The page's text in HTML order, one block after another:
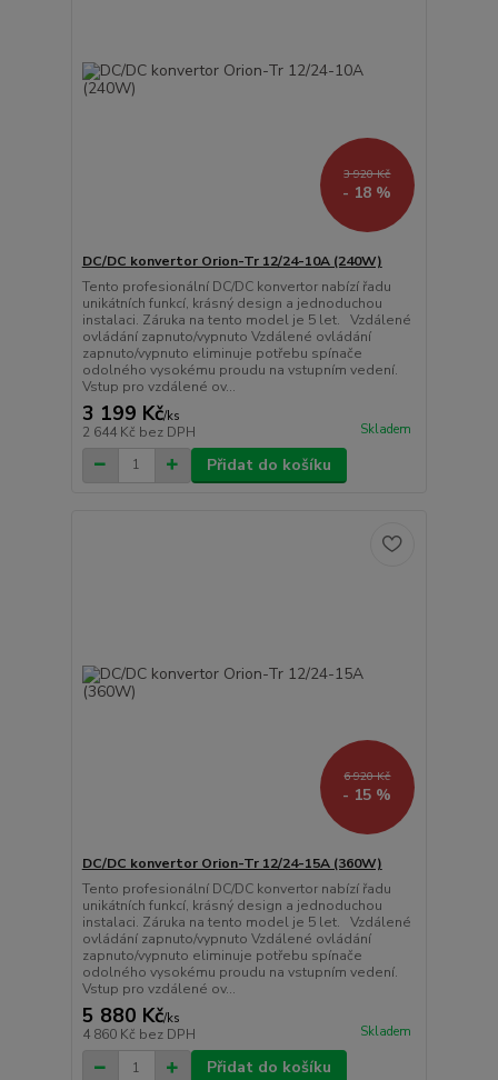
3 920 Kč
- 18 %
DC/DC konvertor Orion-Tr 12/24-10A (240W)
Tento profesionální DC/DC konvertor nabízí řadu
unikátních funkcí, krásný design a jednoduchou
instalaci. Záruka na tento model je 5 let. Vzdálené
ovládání zapnuto/vypnuto Vzdálené ovládání
zapnuto/vypnuto eliminuje potřebu spínače
odolného vysokému proudu na vstupním vedení.
Vstup pro vzdálené ov...
3 199 Kč/ks
2 644 Kč bez DPH Skladem
Přidat do košíku
6 920 Kč
- 15 %
DC/DC konvertor Orion-Tr 12/24-15A (360W)
Tento profesionální DC/DC konvertor nabízí řadu
unikátních funkcí, krásný design a jednoduchou
instalaci. Záruka na tento model je 5 let. Vzdálené
ovládání zapnuto/vypnuto Vzdálené ovládání
zapnuto/vypnuto eliminuje potřebu spínače
odolného vysokému proudu na vstupním vedení.
Vstup pro vzdálené ov...
5 880 Kč/ks
4 860 Kč bez DPH Skladem
Přidat do košíku